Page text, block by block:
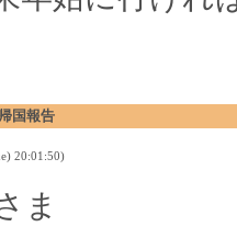
国報告
20:01:50)
ま